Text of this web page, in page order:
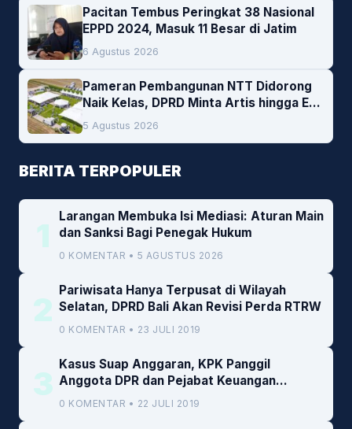
Pacitan Tembus Peringkat 38 Nasional
EPPD 2024, Masuk 11 Besar di Jatim
6 Agustus 2026
Pameran Pembangunan NTT Didorong
Naik Kelas, DPRD Minta Artis hingga EO
Lokal Jadi Prioritas
5 Agustus 2026
BERITA TERPOPULER
1
Larangan Membuka Isi Mediasi: Aturan Main
dan Sanksi Bagi Penegak Hukum
0 KOMENTAR • 5 AGUSTUS 2026
2
Pariwisata Hanya Terpusat di Wilayah
Selatan, DPRD Bali Akan Revisi Perda RTRW
0 KOMENTAR • 23 JULI 2019
3
Kasus Suap Anggaran, KPK Panggil
Anggota DPR dan Pejabat Keuangan
Kemenkeu
0 KOMENTAR • 22 JULI 2019